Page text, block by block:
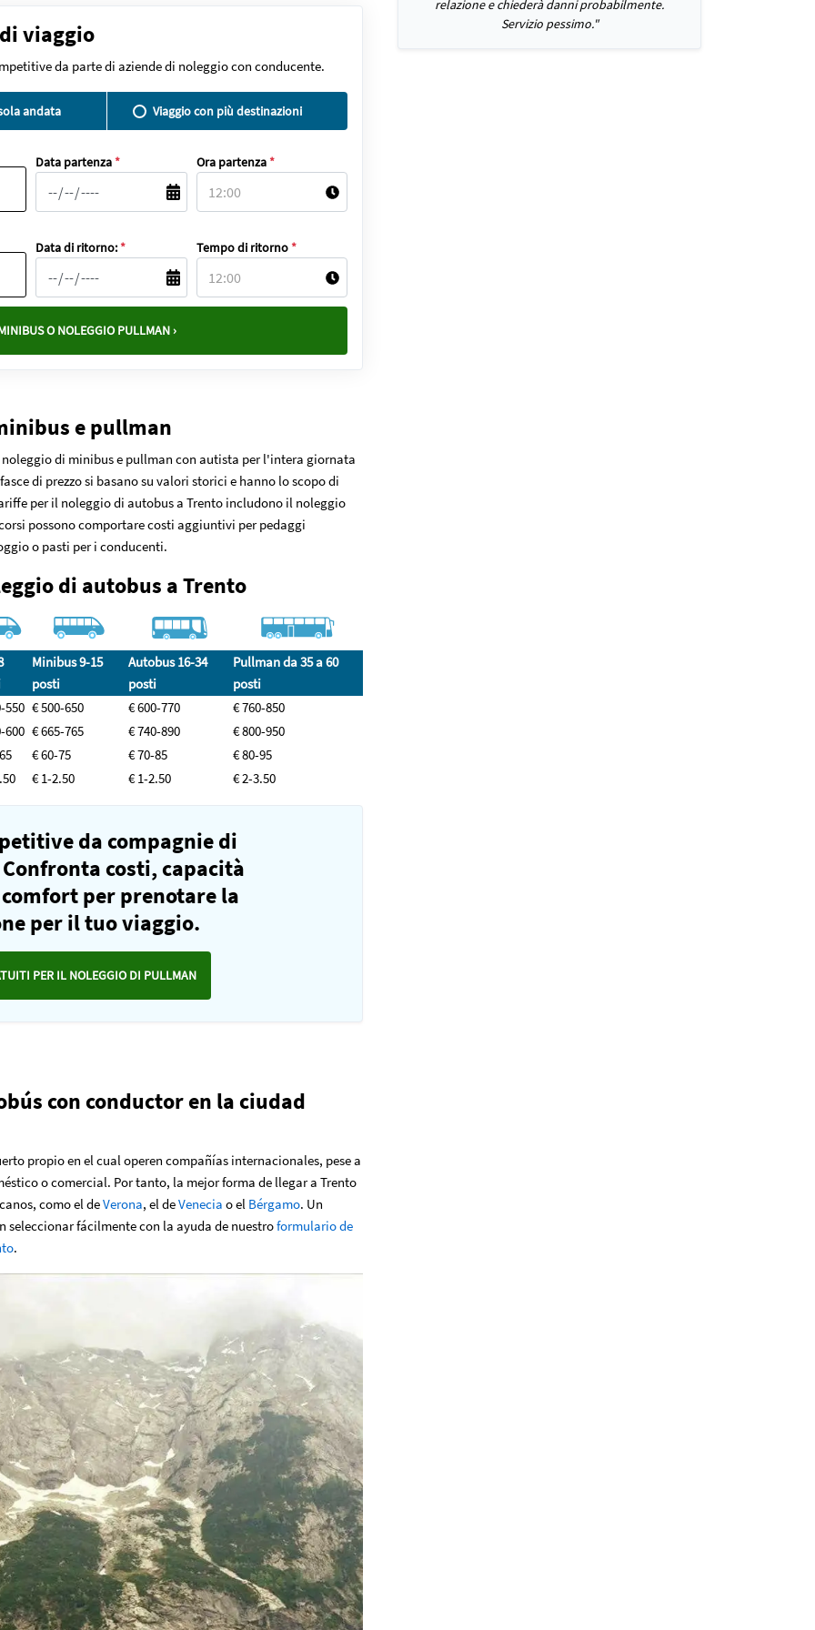
viaggio
da parte di aziende di noleggio con conducente.
andata Viaggio con più destinazioni
Data partenza * Ora partenza *
Data di ritorno: * Tempo di ritorno *
O NOLEGGIO PULLMAN ›
e pullman
di minibus e pullman con autista per l'intera giornata
di prezzo si basano su valori storici e hanno lo scopo di
per il noleggio di autobus a Trento includono il noleggio
possono comportare costi aggiuntivi per pedaggi
o pasti per i conducenti.
di autobus a Trento
Minibus 9-15
posti
Autobus 16-34
posti
Pullman da 35 a 60
posti
550 € 500-650 € 600-770
€ 760-850
600 € 665-765 € 740-890
€ 800-950
€ 60-75 € 70-85
€ 80-95
€ 1-2.50 € 1-2.50 € 2-3.50
da compagnie di
costi, capacità
per prenotare la
per il tuo viaggio.
PER IL NOLEGGIO DI PULLMAN
con conductor en la ciudad
propio en el cual operen compañías internacionales, pese a
o comercial. Por tanto, la mejor forma de llegar a Trento
como el deVerona, el deVenecia o el Bérgamo. Un
seleccionar fácilmente con la ayuda de nuestroformulario de
.
relazione e chiederà danni probabilmente.
Servizio pessimo."